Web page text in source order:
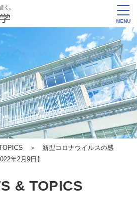
MENU
＞ 新型コロナウイルスの感
年2月9日】
& TOPICS